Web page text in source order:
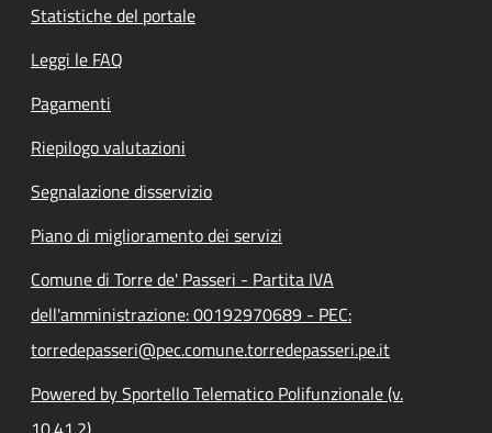
Statistiche del portale
Leggi le FAQ
Pagamenti
Riepilogo valutazioni
Segnalazione disservizio
Piano di miglioramento dei servizi
Comune di Torre de' Passeri - Partita IVA
dell'amministrazione: 00192970689 - PEC:
torredepasseri@pec.comune.torredepasseri.pe.it
Powered by Sportello Telematico Polifunzionale (v.